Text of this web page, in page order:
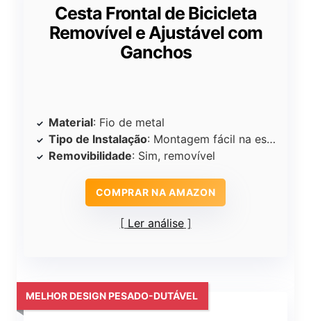
Cesta Frontal de Bicicleta
Removível e Ajustável com
Ganchos
Material: Fio de metal
Tipo de Instalação: Montagem fácil na estrutura
Removibilidade: Sim, removível
COMPRAR NA AMAZON
Ler análise
MELHOR DESIGN PESADO-DUTÁVEL